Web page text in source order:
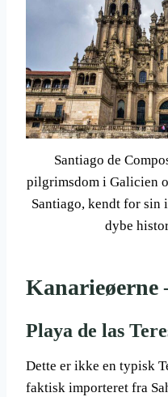
Santiago de
pilgrimsdom i Galicien
Santiago, kendt for sin
dybe
Kanarieøerne
Playa de las
Dette er ikke en typisk
faktisk importeret fra